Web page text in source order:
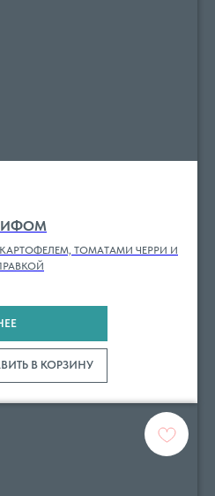
ТОМАТАМИ ЧЕРРИ И
В КОРЗИНУ